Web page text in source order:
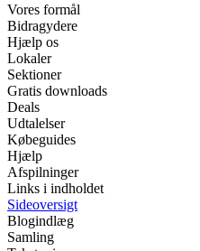
Vores formål
Bidragydere
Hjælp os
Lokaler
Sektioner
Gratis downloads
Deals
Udtalelser
Købeguides
Hjælp
Afspilninger
Links i indholdet
Sideoversigt
Blogindlæg
Samling